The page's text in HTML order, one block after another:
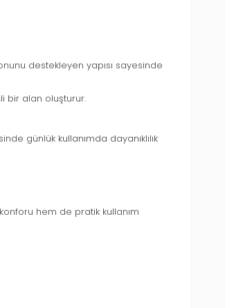
destekleyen yapısı sayesinde
bir alan oluşturur.
günlük kullanımda dayanıklılık
hem de pratik kullanım